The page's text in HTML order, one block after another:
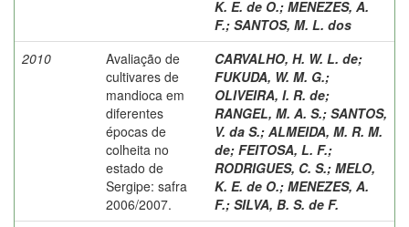
K. E. de O.; MENEZES, A.
F.; SANTOS, M. L. dos
2010
Avaliação de
cultivares de
mandioca em
diferentes
épocas de
colheita no
estado de
Sergipe: safra
2006/2007.
CARVALHO, H. W. L. de;
FUKUDA, W. M. G.;
OLIVEIRA, I. R. de;
RANGEL, M. A. S.; SANTOS,
V. da S.; ALMEIDA, M. R. M.
de; FEITOSA, L. F.;
RODRIGUES, C. S.; MELO,
K. E. de O.; MENEZES, A.
F.; SILVA, B. S. de F.